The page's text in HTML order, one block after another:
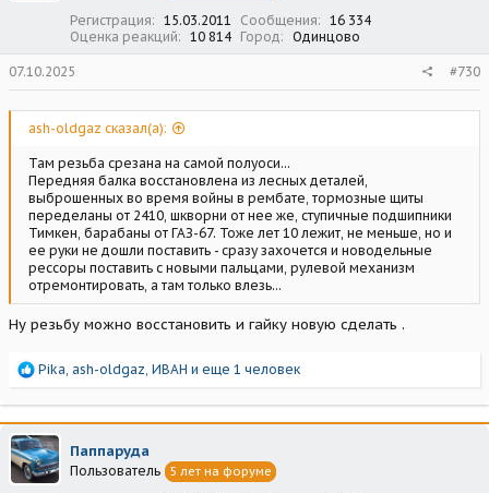
Регистрация 15.03.2011 Сообщения
16 334
Оценка реакций
10 814 Город Одинцово
07.10.2025 #730
ash-oldgaz сказал(а):
Там резьба срезана на самой полуоси...
Передняя балка восстановлена из лесных деталей,
выброшенных во время войны в рембате, тормозные щиты
переделаны от 2410, шкворни от нее же, ступичные подшипники
Тимкен, барабаны от ГАЗ-67. Тоже лет 10 лежит, не меньше, но и
ее руки не дошли поставить - сразу захочется и новодельные
рессоры поставить с новыми пальцами, рулевой механизм
отремонтировать, а там только влезь...
Ну резьбу можно восстановить и гайку новую сделать .
Р
а
к
ц
и
и
Pika ash-oldgaz ИВАН и еще 1 человек
Паппаруда
Пользователь 5 лет на форуме